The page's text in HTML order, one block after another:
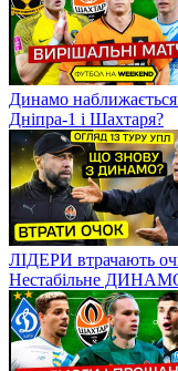
Динамо
Дніпра-1 і Шахтаря?
ЛІДЕРИ втрачають
Нестабільне